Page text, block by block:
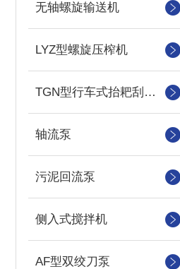
无轴螺旋输送机
LYZ型螺旋压榨机
TGN型行车式抬耙刮泥（撇渣机）机
轴流泵
污泥回流泵
侧入式搅拌机
AF型双绞刀泵